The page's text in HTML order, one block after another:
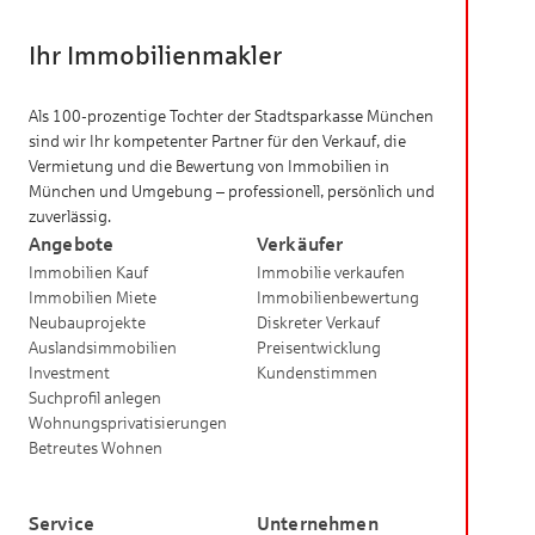
– eine der gefragten Wohnlagen im Münchner
Ihr Immobilienmakler
Als 100-prozentige Tochter der Stadtsparkasse München
sind wir Ihr kompetenter Partner für den Verkauf, die
Vermietung und die Bewertung von Immobilien in
München und Umgebung – professionell, persönlich und
zuverlässig.
Angebote
Immobilien Kauf
Immobilien Miete
Neubauprojekte
Auslandsimmobilien
Investment
Suchprofil anlegen
Wohnungsprivatisierungen
Betreutes Wohnen
Verkäufer
Immobilie verkaufen
Immobilienbewertung
Diskreter Verkauf
Preisentwicklung
Kundenstimmen
Service Unternehmen